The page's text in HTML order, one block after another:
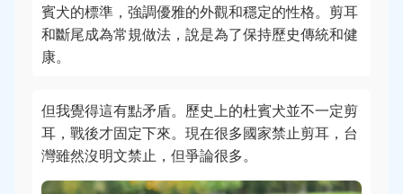
賓犬的標準，強調優雅的外觀和穩定的性格。剪耳
和斷尾成為常規做法，說是為了保持歷史傳統和健
康。
但我覺得這有點矛盾。歷史上的杜賓犬並不一定剪
耳，戰後才固定下來。現在很多國家禁止剪耳，台
灣雖然沒明文禁止，但爭論很多。